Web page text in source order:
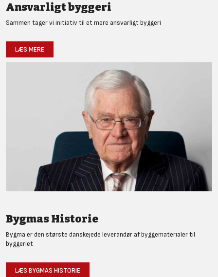
Ansvarligt byggeri
Sammen tager vi initiativ til et mere ansvarligt byggeri
LÆS MERE
Bygmas Historie
Bygma er den største danskejede leverandør af byggematerialer til
byggeriet
LÆS BYGMAS HISTORIE